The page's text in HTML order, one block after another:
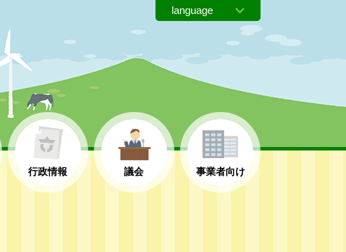
行政情報 議会 事業者向け